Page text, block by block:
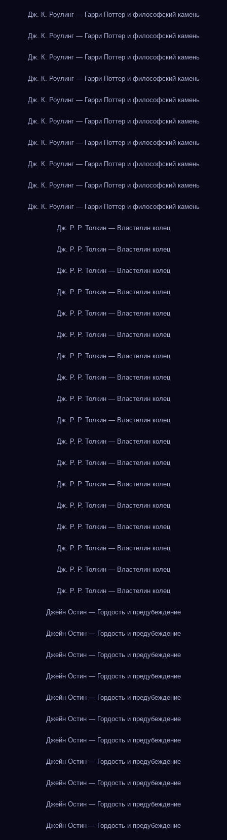
Дж. К. Роулинг — Гарри Поттер и философский камень
Дж. К. Роулинг — Гарри Поттер и философский камень
Дж. К. Роулинг — Гарри Поттер и философский камень
Дж. К. Роулинг — Гарри Поттер и философский камень
Дж. К. Роулинг — Гарри Поттер и философский камень
Дж. К. Роулинг — Гарри Поттер и философский камень
Дж. К. Роулинг — Гарри Поттер и философский камень
Дж. К. Роулинг — Гарри Поттер и философский камень
Дж. К. Роулинг — Гарри Поттер и философский камень
Дж. К. Роулинг — Гарри Поттер и философский камень
Дж. Р. Р. Толкин — Властелин колец
Дж. Р. Р. Толкин — Властелин колец
Дж. Р. Р. Толкин — Властелин колец
Дж. Р. Р. Толкин — Властелин колец
Дж. Р. Р. Толкин — Властелин колец
Дж. Р. Р. Толкин — Властелин колец
Дж. Р. Р. Толкин — Властелин колец
Дж. Р. Р. Толкин — Властелин колец
Дж. Р. Р. Толкин — Властелин колец
Дж. Р. Р. Толкин — Властелин колец
Дж. Р. Р. Толкин — Властелин колец
Дж. Р. Р. Толкин — Властелин колец
Дж. Р. Р. Толкин — Властелин колец
Дж. Р. Р. Толкин — Властелин колец
Дж. Р. Р. Толкин — Властелин колец
Дж. Р. Р. Толкин — Властелин колец
Дж. Р. Р. Толкин — Властелин колец
Дж. Р. Р. Толкин — Властелин колец
Джейн Остин — Гордость и предубеждение
Джейн Остин — Гордость и предубеждение
Джейн Остин — Гордость и предубеждение
Джейн Остин — Гордость и предубеждение
Джейн Остин — Гордость и предубеждение
Джейн Остин — Гордость и предубеждение
Джейн Остин — Гордость и предубеждение
Джейн Остин — Гордость и предубеждение
Джейн Остин — Гордость и предубеждение
Джейн Остин — Гордость и предубеждение
Джейн Остин — Гордость и предубеждение